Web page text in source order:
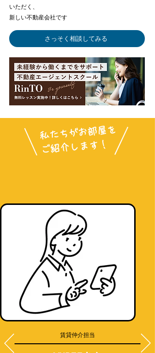
いただく、
新しい不動産会社です
さっそく相談してみる
​私たちがお部屋を
​ご紹介します！
​賃貸仲介担当